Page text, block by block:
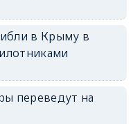
в Крыму в
переведут на